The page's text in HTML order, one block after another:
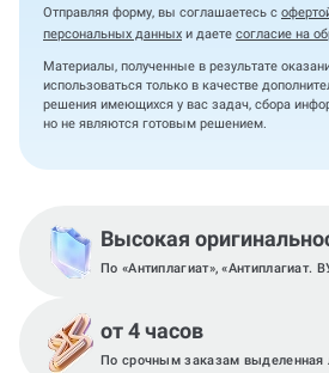
Отправляя форму, вы соглашаетесь с
персональных данных и даете согласие на
Материалы, полученные в результате
использоваться только в качестве
решения имеющихся у вас задач, сбора
но не являются готовым решением.
Высокая
По «Антиплагиат», «Антиплагиат.
от 4 часов
По срочным заказам выделенная